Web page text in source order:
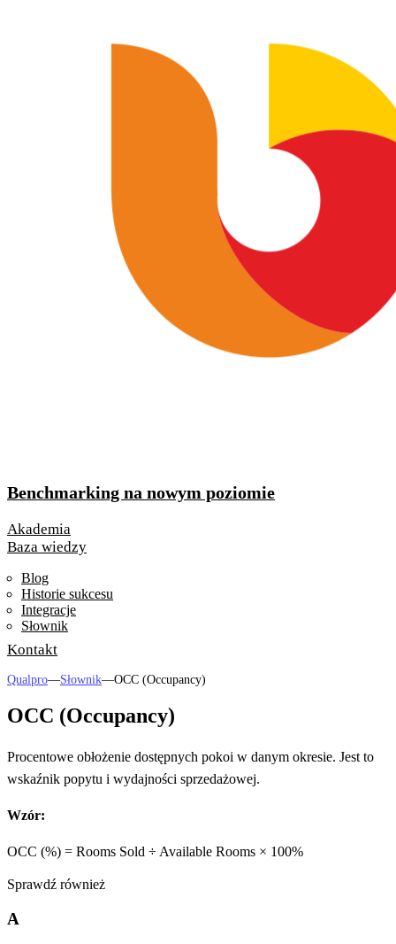
Benchmarking na nowym poziomie
Akademia
Baza wiedzy
Blog
Historie sukcesu
Integracje
Słownik
Kontakt
Qualpro—Słownik—OCC (Occupancy)
OCC (Occupancy)
Procentowe obłożenie dostępnych pokoi w danym okresie. Jest to
wskaźnik popytu i wydajności sprzedażowej.
Wzór:
OCC (%) = Rooms Sold ÷ Available Rooms × 100%
Sprawdź również
A